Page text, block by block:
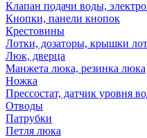
Клапан подачи воды,
Кнопки, панели кнопок
Крестовины
Лотки, дозаторы, крышки
Люк, дверца
Манжета люка, резинка люка
Ножка
Прессостат, датчик уровня
Отводы
Патрубки
Петля люка